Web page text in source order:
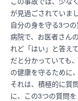
この事故では、少な
が見過ごされていまし
自分の身を守る3つの
病院で、お医者さん
れど「はい」と答え
だと分かっていても
の健康を守るために
それは、積極的に質
に、この3つの質問